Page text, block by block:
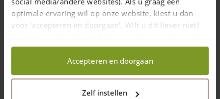
optimale ervaring wil op onze website, kiest u dan
voor ‘accepteren en doorgaan'. Wilt u dit liever niet?
Kies dan voor ‘zelf instellen’ en geef aan welke cookies
wij wel mogen verzamelen.
Accepteren en doorgaan
Zelf instellen
Kastanje paal 120 cm lang, diam. 7-9 cm, gepunt, heemtuin